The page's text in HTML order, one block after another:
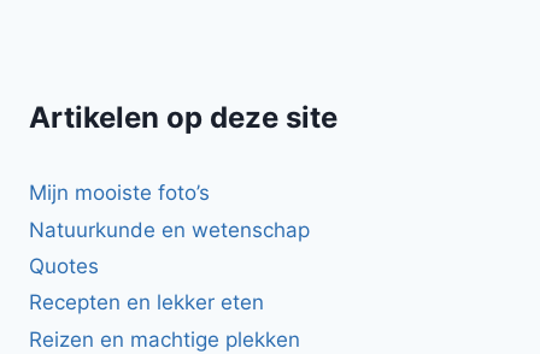
Artikelen op deze site
Mijn mooiste foto’s
Natuurkunde en wetenschap
Quotes
Recepten en lekker eten
Reizen en machtige plekken